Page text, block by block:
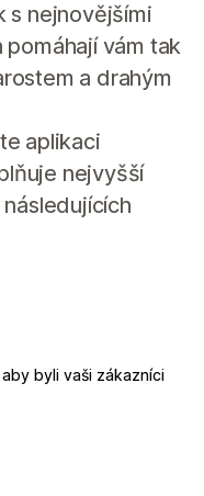
s nejnovějšími
vám tak
a drahým
aplikaci
nejvyšší
byli vaši zákazníci